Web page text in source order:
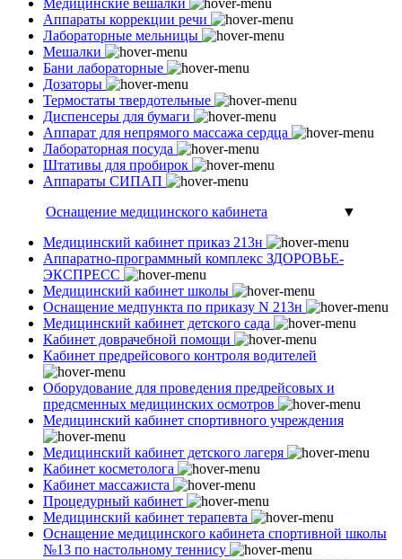
Аппараты коррекции речи
Лабораторные мельницы
Мешалки
Бани лабораторные
Дозаторы
Термостаты твердотельные
Диспенсеры для бумаги
Аппарат для непрямого массажа сердца
Лабораторная посуда
Штативы для пробирок
Аппараты СИПАП
Оснащение медицинского кабинета
▼
Медицинский кабинет приказ 213н
Аппаратно-программный комплекс ЗДОРОВЬЕ-
ЭКСПРЕСС
Медицинский кабинет школы
Оснащение медпункта по приказу N 213н
Медицинский кабинет детского сада
Кабинет доврачебной помощи
Кабинет предрейсового контроля водителей
Оборудование для проведения предрейсовых и
предсменных медицинских осмотров
Медицинский кабинет спортивного учреждения
Медицинский кабинет детского лагеря
Кабинет косметолога
Кабинет массажиста
Процедурный кабинет
Медицинский кабинет терапевта
Оснащение медицинского кабинета спортивной школы
№13 по настольному теннису